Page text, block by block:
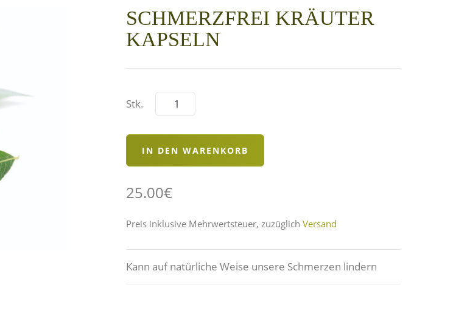
SCHMERZFREI KRÄUTER
KAPSELN
Stk.
25.00€
Preis inklusive Mehrwertsteuer, zuzüglich Versand
Kann auf natürliche Weise unsere Schmerzen lindern